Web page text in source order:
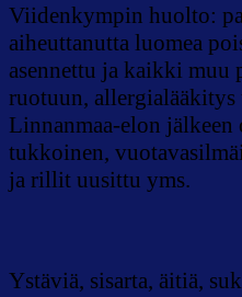
Viidenkympin huolto:
aiheuttanutta luomea
asennettu ja kaikki muu
ruotuun,
Linnanmaa-elon
tukkoinen,
ja rillit uusittu yms.
Ystäviä, sisarta, äitiä,